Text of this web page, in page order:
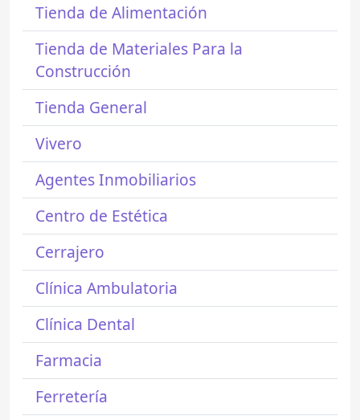
Tienda de Alimentación
Tienda de Materiales Para la
Construcción
Tienda General
Vivero
Agentes Inmobiliarios
Centro de Estética
Cerrajero
Clínica Ambulatoria
Clínica Dental
Farmacia
Ferretería